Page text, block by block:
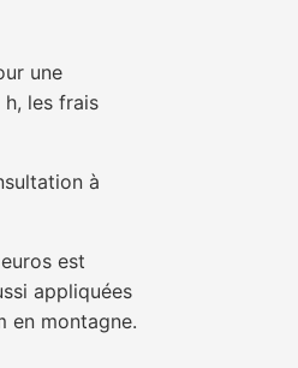
une
les frais
à
est
appliquées
en montagne.